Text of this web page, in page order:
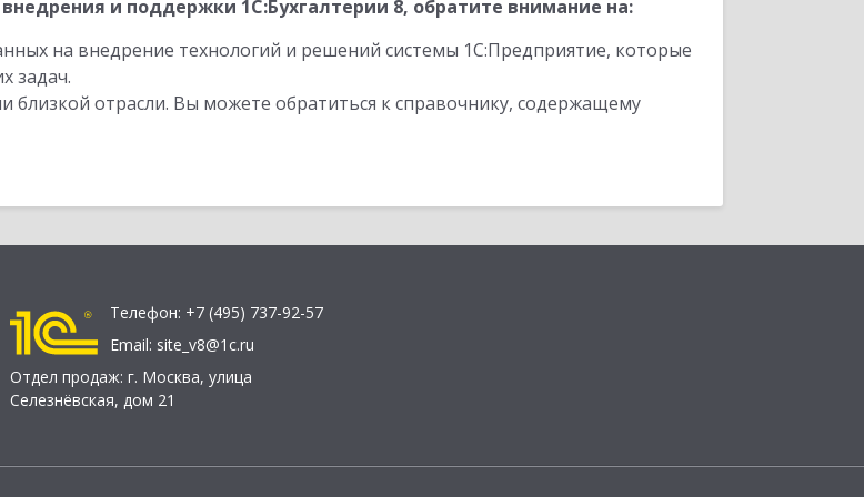
и поддержки 1С:Бухгалтерии 8, обратите внимание на:
на внедрение технологий и решений системы 1С:Предприятие, которые
задач.
отрасли. Вы можете обратиться к справочнику, содержащему
Телефон: +7 (495) 737-92-57
Email: site_v8@1c.ru
Отдел продаж: г. Москва, улица
Селезнёвская, дом 21